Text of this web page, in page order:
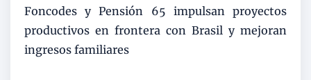
Foncodes y Pensión 65 impulsan proyectos
productivos en frontera con Brasil y mejoran
ingresos familiares